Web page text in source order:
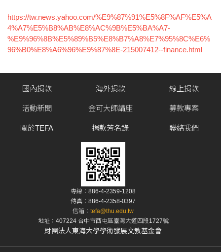
https://tw.news.yahoo.com/%E9%87%91%E5%8F%AF%E5%A
4%A7%E5%B8%AB%E8%AC%9B%E5%BA%A7-
%E9%96%8B%E5%89%B5%E8%B7%A8%E7%95%8C%E6%
96%B0%E8%A6%96%E9%87%8E-215007412--finance.html
國內捐款
活動新聞
關於TEFA
海外捐款
金可大師講座
捐款芳名錄
線上捐款
募款專案
聯絡我們
專線：886-4-2359-1208
傳真：886-4-2358-0397
信箱： tefa@thu.edu.tw
地址：407224 台中市西屯區臺灣大道四段1727號
財團法人東海大學學術發展文教基金會